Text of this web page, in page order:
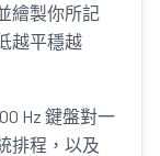
繪製你所記
越平穩越
Hz 鍵盤對一
排程，以及